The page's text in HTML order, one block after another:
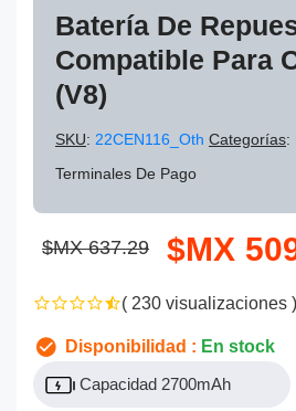
Batería De
Compatible Para
(V8)
SKU: 22CEN116_Oth Categorías:
Terminales De Pago
$MX 637.29 $MX
( 230 visualizaciones )
Disponibilidad : En stock
Capacidad 2700mAh